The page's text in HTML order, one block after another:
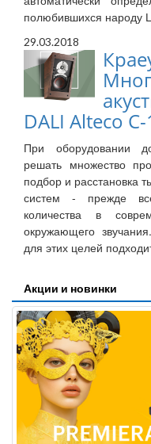
полюбившихся народу
29.03.2018
DALI Alteco C-
При оборудовании
решать множество
подбор и расстановка
систем - прежде
количества в
окружающего
для этих целей
Акции и новинки